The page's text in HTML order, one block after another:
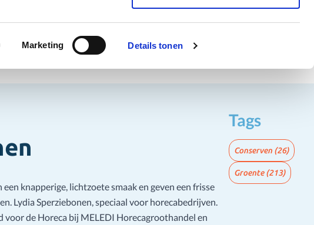
Marketing Details tonen
knapperige, lichtzoete smaak en geven een frisse
Lydia Sperziebonen, speciaal voor horecabedrijven.
voor de Horeca bij MELEDI Horecagroothandel en
Tags
Conserven (26)
Groente(213)